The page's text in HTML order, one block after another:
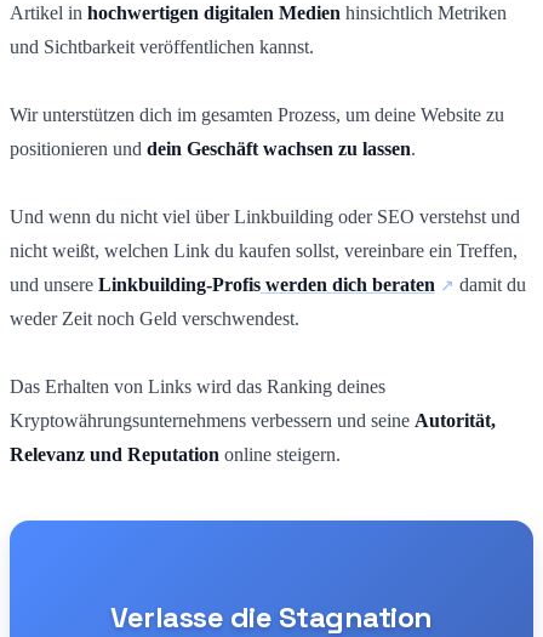
Artikel in hochwertigen digitalen Medien hinsichtlich Metriken
und Sichtbarkeit veröffentlichen kannst.
Wir unterstützen dich im gesamten Prozess, um deine Website zu
positionieren und dein Geschäft wachsen zu lassen.
Und wenn du nicht viel über Linkbuilding oder SEO verstehst und
nicht weißt, welchen Link du kaufen sollst, vereinbare ein Treffen,
und unsere Linkbuilding-Profis werden dich beraten
damit du
weder Zeit noch Geld verschwendest.
Das Erhalten von Links wird das Ranking deines
Kryptowährungsunternehmens verbessern und seine Autorität,
Relevanz und Reputation online steigern.
Verlasse die Stagnation